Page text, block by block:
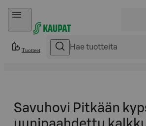
Hyppää sisältöön
Tuotteet
Savuhovi Pitkään